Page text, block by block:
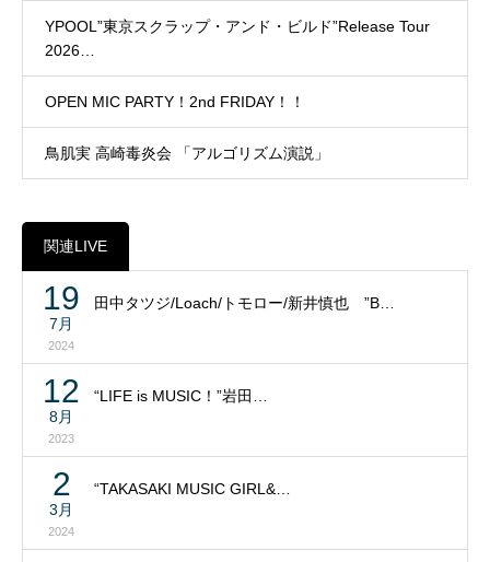
YPOOL”東京スクラップ・アンド・ビルド”Release Tour
2026…
OPEN MIC PARTY！2nd FRIDAY！！
鳥肌実 高崎毒炎会 「アルゴリズム演説」
関連LIVE
19
7月
2024
田中タツジ/Loach/トモロー/新井慎也 ”B…
12
8月
2023
“LIFE is MUSIC！”岩田…
2
3月
2024
“TAKASAKI MUSIC GIRL&…